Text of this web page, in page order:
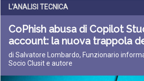
L'ANALISI TECNICA
CoPhish abusa di Copilot
account: la nuova trappola
di Salvatore Lombardo, Funzionario
Socio Clusit e autore